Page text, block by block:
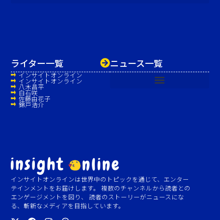
インサイトオンラインは世界中のトピックを通じて、エンター
テインメントをお届けします。 複数のチャンネルから読者との
エンゲージメントを図り、 読者のストーリーがニュースにな
る、斬新なメディアを目指しています。
ニュース一覧
ライター一覧
インサイトオンライン
インサイトオンライン
八木昌平
白石咲
佐藤由花子
錦戸浩介